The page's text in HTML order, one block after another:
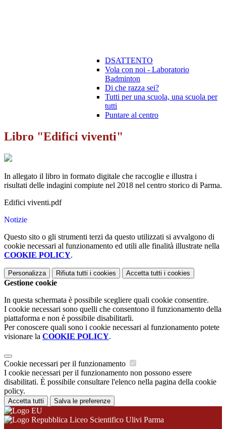
DSATTENTO
Vola con noi - Laboratorio
Badminton
Di che razza sei?
Tutti per una scuola, una scuola per
tutti
Puntare al centro
Libro "Edifici viventi"
In allegato il libro in formato digitale che raccoglie e illustra i
risultati delle indagini compiute nel 2018 nel centro storico di Parma.
Edifici viventi.pdf
Notizie
Questo sito o gli strumenti terzi da questo utilizzati si avvalgono di
cookie necessari al funzionamento ed utili alle finalità illustrate nella
COOKIE POLICY.
Personalizza Rifiuta tutti i cookies Accetta tutti i cookies
Gestione cookie
In questa schermata è possibile scegliere quali cookie consentire.
I cookie necessari sono quelli che consentono il funzionamento della
piattaforma e non è possibile disabilitarli.
Per conoscere quali sono i cookie necessari al funzionamento potete
visionare la COOKIE POLICY.
Cookie necessari per il funzionamento
I cookie necessari per il funzionamento non possono essere
disabilitati. È possibile consultare l'elenco nella pagina della cookie
policy.
Accetta tutti Salva le preferenze
Liceo Scientifico Ulivi Parma